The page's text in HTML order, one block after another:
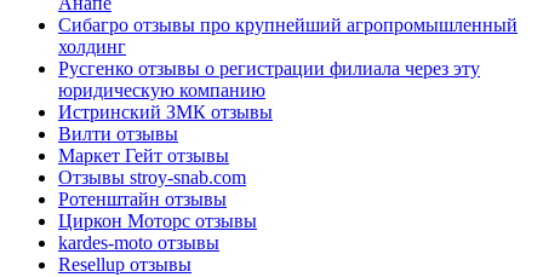
Сибагро отзывы про крупнейший агропромышленный
холдинг
Русгенко отзывы о регистрации филиала через эту
юридическую компанию
Истринский ЗМК отзывы
Вилти отзывы
Маркет Гейт отзывы
Отзывы stroy-snab.com
Ротенштайн отзывы
Циркон Моторс отзывы
kardes-moto отзывы
Resellup отзывы